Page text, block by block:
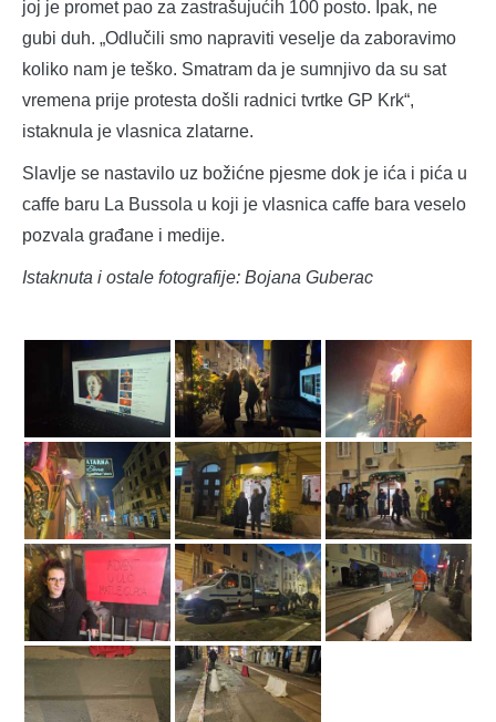
joj je promet pao za zastrašujućih 100 posto. Ipak, ne
gubi duh. „Odlučili smo napraviti veselje da zaboravimo
koliko nam je teško. Smatram da je sumnjivo da su sat
vremena prije protesta došli radnici tvrtke GP Krk“,
istaknula je vlasnica zlatarne.
Slavlje se nastavilo uz božićne pjesme dok je ića i pića u
caffe baru La Bussola u koji je vlasnica caffe bara veselo
pozvala građane i medije.
Istaknuta i ostale fotografije: Bojana Guberac